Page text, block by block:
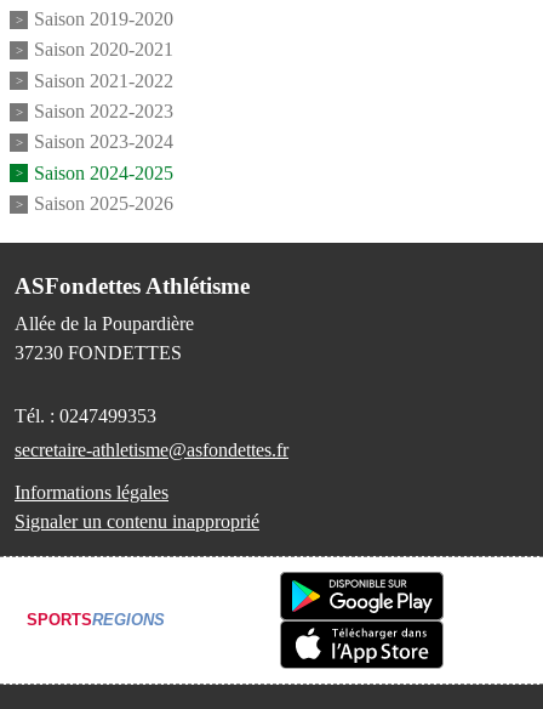
Saison 2019-2020
Saison 2020-2021
Saison 2021-2022
Saison 2022-2023
Saison 2023-2024
Saison 2024-2025
Saison 2025-2026
ASFondettes Athlétisme
Allée de la Poupardière
37230 FONDETTES
Tél. : 0247499353
secretaire-athletisme@asfondettes.fr
Informations légales
Signaler un contenu inapproprié
SPORTSREGIONS